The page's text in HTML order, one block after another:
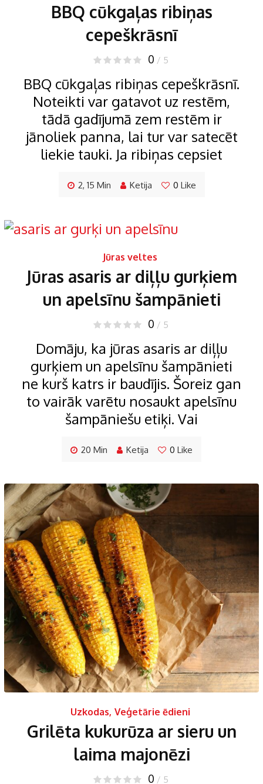
BBQ cūkgaļas ribiņas
cepeškrāsnī
0 / 5
BBQ cūkgaļas ribiņas cepeškrāsnī.
Noteikti var gatavot uz restēm,
tādā gadījumā zem restēm ir
jānoliek panna, lai tur var satecēt
liekie tauki. Ja ribiņas cepsiet
2, 15 Min Ketija 0 Like
Jūras veltes
Jūras asaris ar diļļu gurķiem
un apelsīnu šampānieti
0 / 5
Domāju, ka jūras asaris ar diļļu
gurķiem un apelsīnu šampānieti
ne kurš katrs ir baudījis. Šoreiz gan
to vairāk varētu nosaukt apelsīnu
šampāniešu etiķi. Vai
20 Min Ketija 0 Like
Uzkodas, Veģetārie ēdieni
Grilēta kukurūza ar sieru un
laima majonēzi
0 / 5